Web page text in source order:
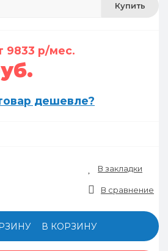
Купить
9833 р/мес.
дешевле?
В закладки
В сравнение
В КОРЗИНУ